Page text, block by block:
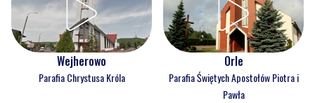
Wejherowo
Parafia Chrystusa Króla
Orle
Parafia Świętych Apostołów Piotra i
Pawła